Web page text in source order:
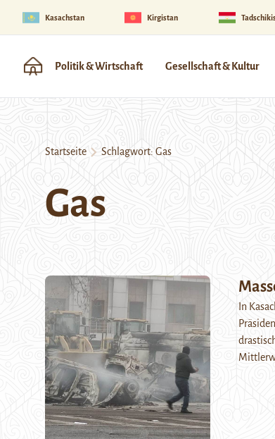
Kasachstan Kirgistan
Politik & Wirtschaft Gesellschaft & Kultur
Startseite Schlagwort: Gas
Gas
In